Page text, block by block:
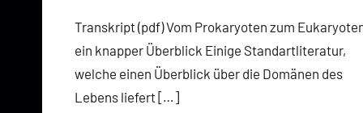
Transkript (pdf) Vom Prokaryoten zum
ein knapper Überblick Einige Standartliteratur,
welche einen Überblick über die Domänen des
Lebens liefert […]